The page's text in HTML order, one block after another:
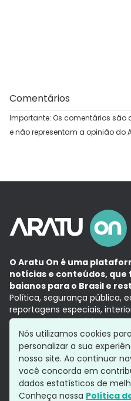
Comentários
Importante: Os comentários são
e não representam a opinião do
O Aratu On é uma
notícias e conteúdos, que
baianos para o Brasil e
Política, segurança pública,
reportagens especiais,
Aqui, tudo vira notícia e a
com a credibilidade do
Grupo Aratu
Política de
Siga-nos
Nós utilizamos cookies
personalizar a sua
nosso site. Ao continuar
você concorda em
dados estatísticos de
Conheça nossa Política